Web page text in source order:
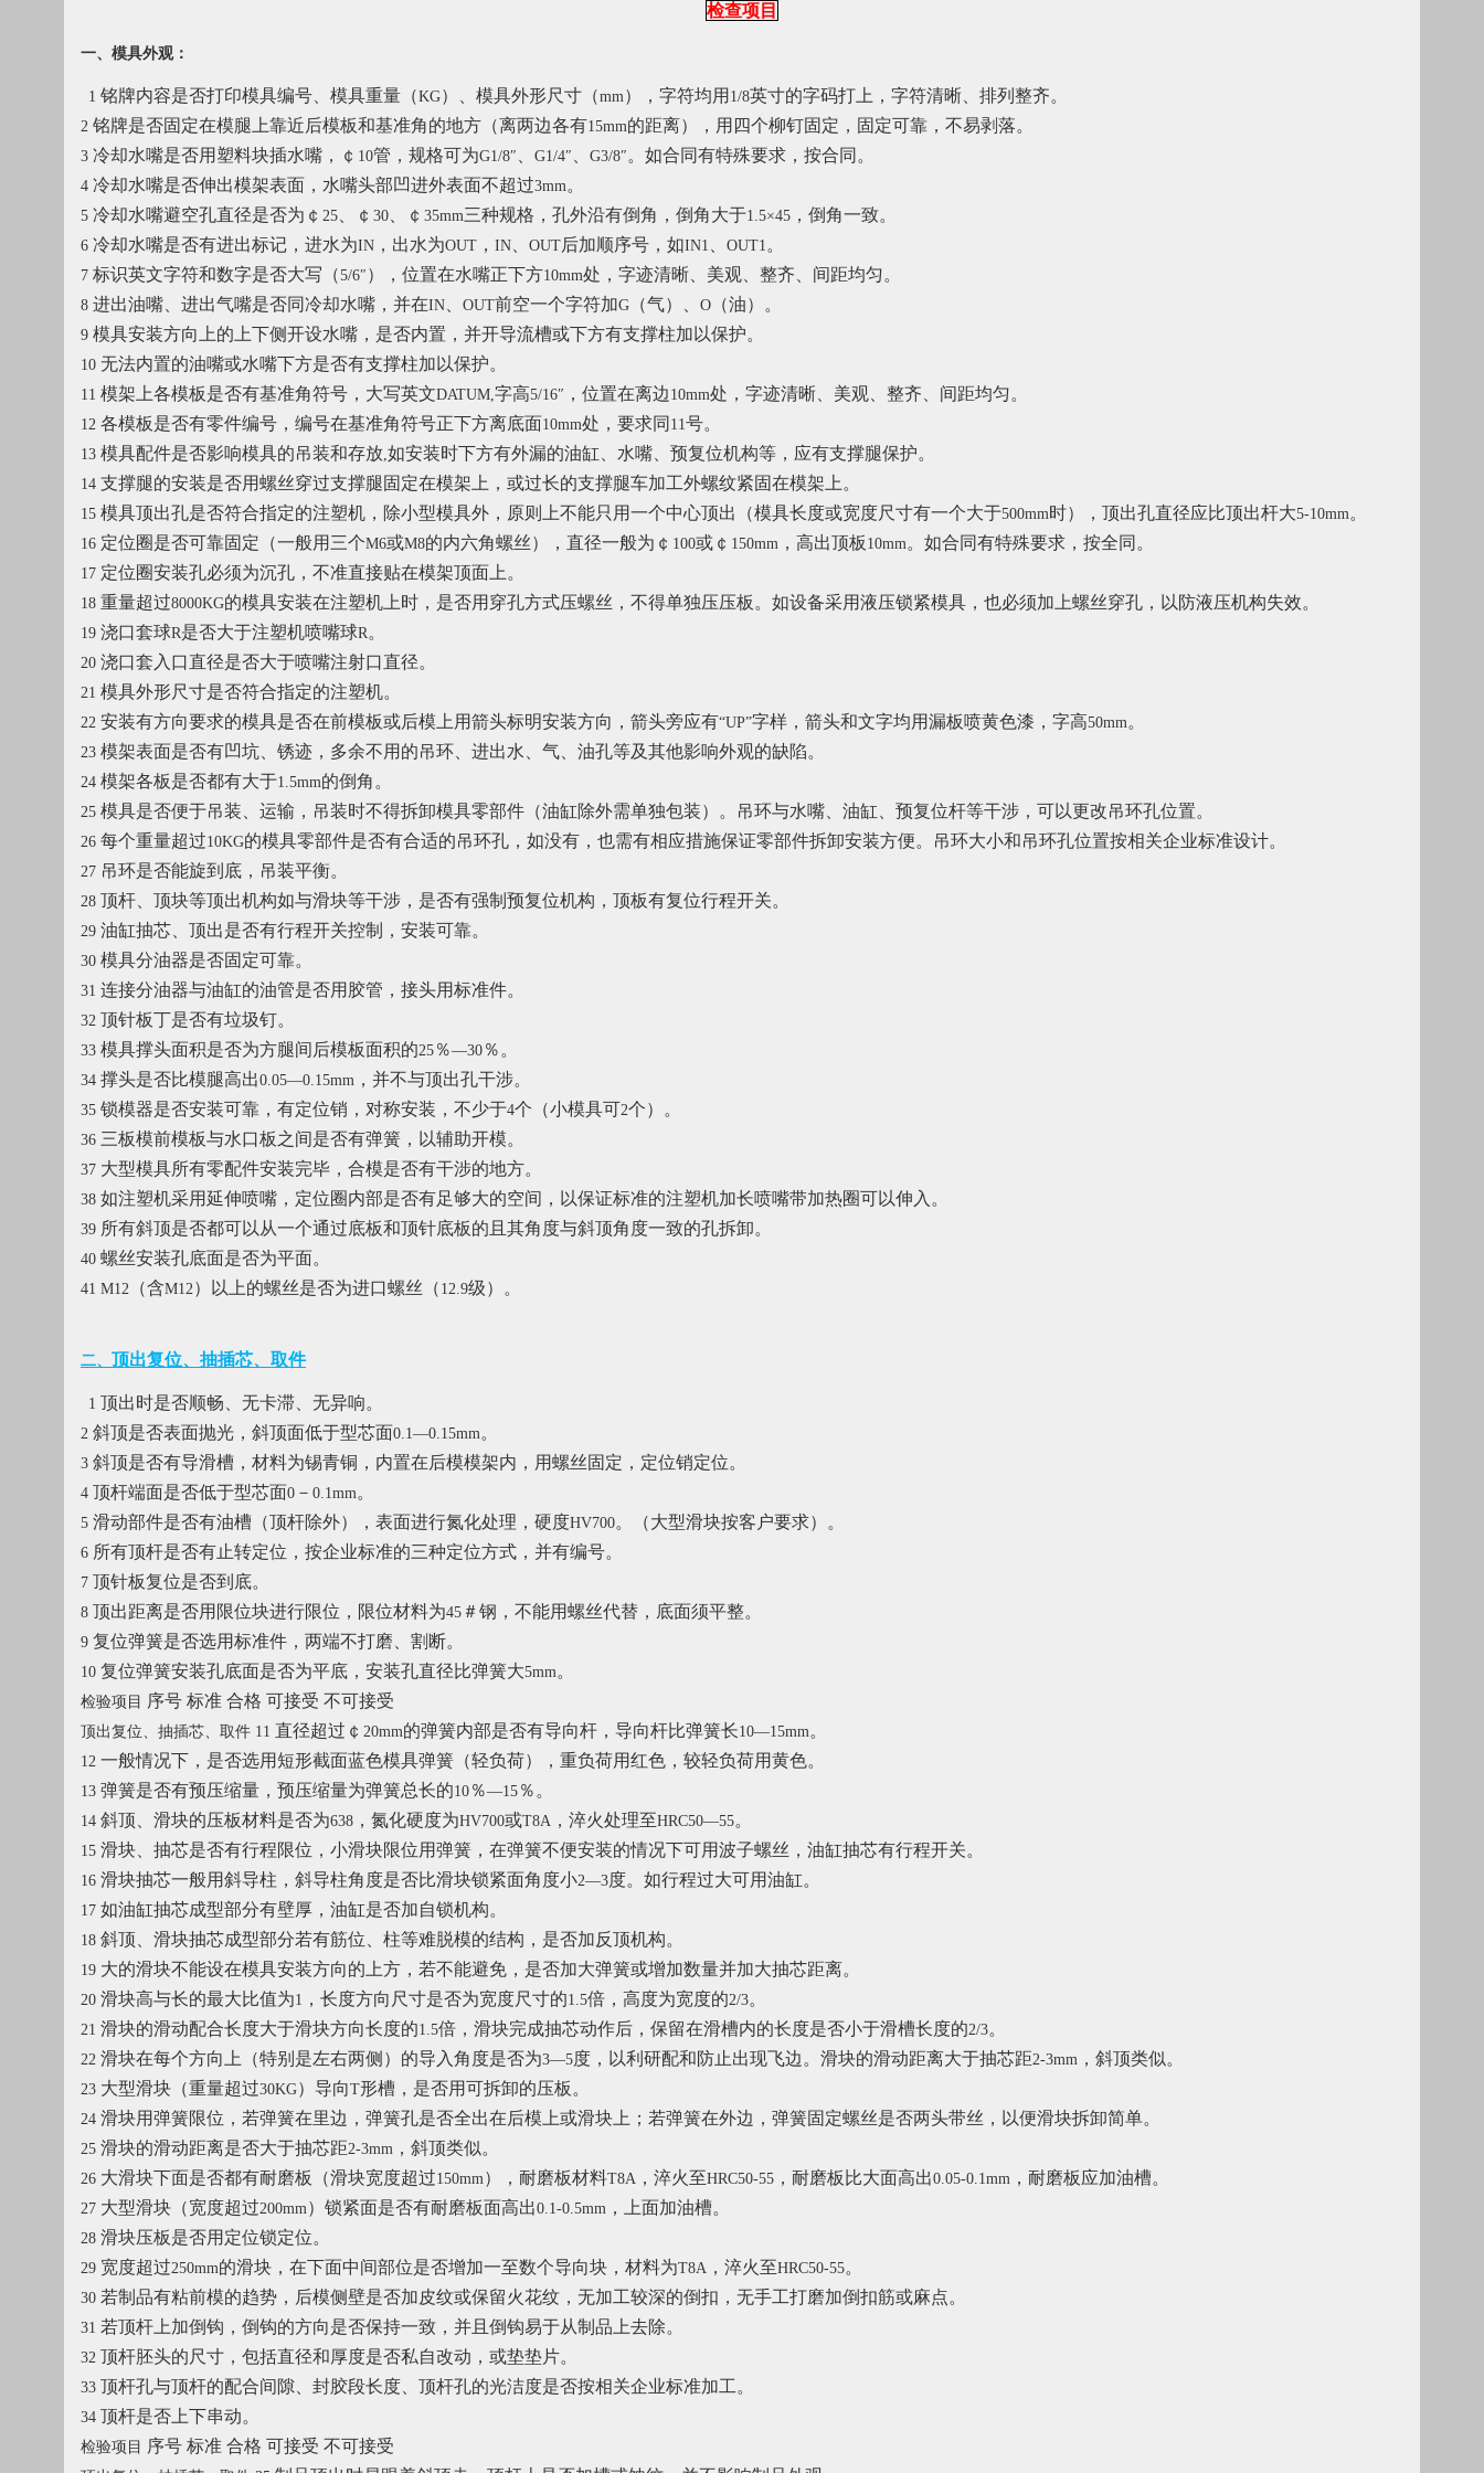
检查项目
一、模具外观：
1 铭牌内容是否打印模具编号、模具重量（KG）、模具外形尺寸（mm），字符均用 1/8英寸的字码打上，字符清晰、排列整齐。
2 铭牌是否固定在模腿上靠近后模板和基准角的地方（离两边各有15mm的距离），用四个柳钉固定，固定可靠，不易剥落。
3 冷却水嘴是否用塑料块插水嘴，￠ 10管，规格可为G1/8″ G1/4″ G3/8″ 。如合同有特殊要求，按合同。
4 冷却水嘴是否伸出模架表面，水嘴头部凹进外表面不超过3mm。
5 冷却水嘴避空孔直径是否为￠ 25 、￠ 30 、￠ 35mm三种规格，孔外沿有倒角，倒角大于1.5×45 ，倒角一致。
6 冷却水嘴是否有进出标记，进水为IN ，出水为OUT ， IN OUT后加顺序号，如IN1 OUT1 。
7 标识英文字符和数字是否大写（5/6″ ），位置在水嘴正下方10mm处，字迹清晰、美观、整齐、间距均匀。
8 进出油嘴、进出气嘴是否同冷却水嘴，并在IN OUT前空一个字符加G （气）、 O （油）。
9 模具安装方向上的上下侧开设水嘴，是否内置，并开导流槽或下方有支撑柱加以保护。
10 无法内置的油嘴或水嘴下方是否有支撑柱加以保护。
11 模架上各模板是否有基准角符号，大写英文DATUM,字高5/16″ ，位置在离边 10mm处，字迹清晰、美观、整齐、间距均匀。
12 各模板是否有零件编号，编号在基准角符号正下方离底面10mm处，要求同 11号。
13 模具配件是否影响模具的吊装和存放,如安装时下方有外漏的油缸、水嘴、预复位机构等，应有支撑腿保护。
14 支撑腿的安装是否用螺丝穿过支撑腿固定在模架上，或过长的支撑腿车加工外螺纹紧固在模架上。
15 模具顶出孔是否符合指定的注塑机，除小型模具外，原则上不能只用一个中心顶出（模具长度或宽度尺寸有一个大于500mm时），顶出孔直径应比顶出杆大5-10mm。
16 定位圈是否可靠固定（一般用三个M6或M8的内六角螺丝），直径一般为￠ 100或￠ 150mm ，高出顶板 10mm。如合同有特殊要求，按全同。
17 定位圈安装孔必须为沉孔，不准直接贴在模架顶面上。
18 重量超过8000KG的模具安装在注塑机上时，是否用穿孔方式压螺丝，不得单独压压板。如设备采用液压锁紧模具，也必须加上螺丝穿孔，以防液压机构失效。
19 浇口套球R是否大于注塑机喷嘴球R。
20 浇口套入口直径是否大于喷嘴注射口直径。
21 模具外形尺寸是否符合指定的注塑机。
22 安装有方向要求的模具是否在前模板或后模上用箭头标明安装方向，箭头旁应有“UP”字样，箭头和文字均用漏板喷黄色漆，字高50mm。
23 模架表面是否有凹坑、锈迹，多余不用的吊环、进出水、气、油孔等及其他影响外观的缺陷。
24 模架各板是否都有大于1.5mm的倒角。
25 模具是否便于吊装、运输，吊装时不得拆卸模具零部件（油缸除外需单独包装）。吊环与水嘴、油缸、预复位杆等干涉，可以更改吊环孔位置。
26 每个重量超过10KG的模具零部件是否有合适的吊环孔，如没有，也需有相应措施保证零部件拆卸安装方便。吊环大小和吊环孔位置按相关企业标准设计。
27 吊环是否能旋到底，吊装平衡。
28 顶杆、顶块等顶出机构如与滑块等干涉，是否有强制预复位机构，顶板有复位行程开关。
29 油缸抽芯、顶出是否有行程开关控制，安装可靠。
30 模具分油器是否固定可靠。
31 连接分油器与油缸的油管是否用胶管，接头用标准件。
32 顶针板丁是否有垃圾钉。
33 模具撑头面积是否为方腿间后模板面积的25 ％—30 ％。
34 撑头是否比模腿高出0.05—0.15mm ，并不与顶出孔干涉。
35 锁模器是否安装可靠，有定位销，对称安装，不少于4个（小模具可2个）。
36 三板模前模板与水口板之间是否有弹簧，以辅助开模。
37 大型模具所有零配件安装完毕，合模是否有干涉的地方。
38 如注塑机采用延伸喷嘴，定位圈内部是否有足够大的空间，以保证标准的注塑机加长喷嘴带加热圈可以伸入。
39 所有斜顶是否都可以从一个通过底板和顶针底板的且其角度与斜顶角度一致的孔拆卸。
40 螺丝安装孔底面是否为平面。
41 M12 （含M12）以上的螺丝是否为进口螺丝（ 12.9级）。
二、 顶出复位、抽插芯、取件
1 顶出时是否顺畅、无卡滞、无异响。
2 斜顶是否表面抛光，斜顶面低于型芯面0.1—0.15mm。
3 斜顶是否有导滑槽，材料为锡青铜，内置在后模模架内，用螺丝固定，定位销定位。
4 顶杆端面是否低于型芯面0 － 0.1mm。
5 滑动部件是否有油槽（顶杆除外），表面进行氮化处理，硬度HV700。（大型滑块按客户要求）。
6 所有顶杆是否有止转定位，按企业标准的三种定位方式，并有编号。
7 顶针板复位是否到底。
8 顶出距离是否用限位块进行限位，限位材料为45 ＃钢，不能用螺丝代替，底面须平整。
9 复位弹簧是否选用标准件，两端不打磨、割断。
10 复位弹簧安装孔底面是否为平底，安装孔直径比弹簧大5mm。
检验项目 序号 标准 合格 可接受 不可接受
顶出复位、抽插芯、取件 11 直径超过￠ 20mm的弹簧内部是否有导向杆，导向杆比弹簧长10—15mm。
12 一般情况下，是否选用短形截面蓝色模具弹簧（轻负荷），重负荷用红色，较轻负荷用黄色。
13 弹簧是否有预压缩量，预压缩量为弹簧总长的10 ％—15 ％。
14 斜顶、滑块的压板材料是否为638 ，氮化硬度为HV700或T8A ，淬火处理至HRC50—55。
15 滑块、抽芯是否有行程限位，小滑块限位用弹簧，在弹簧不便安装的情况下可用波子螺丝，油缸抽芯有行程开关。
16 滑块抽芯一般用斜导柱，斜导柱角度是否比滑块锁紧面角度小2—3度。如行程过大可用油缸。
17 如油缸抽芯成型部分有壁厚，油缸是否加自锁机构。
18 斜顶、滑块抽芯成型部分若有筋位、柱等难脱模的结构，是否加反顶机构。
19 大的滑块不能设在模具安装方向的上方，若不能避免，是否加大弹簧或增加数量并加大抽芯距离。
20 滑块高与长的最大比值为1 ，长度方向尺寸是否为宽度尺寸的1.5倍，高度为宽度的2/3。
21 滑块的滑动配合长度大于滑块方向长度的1.5倍，滑块完成抽芯动作后，保留在滑槽内的长度是否小于滑槽长度的2/3。
22 滑块在每个方向上（特别是左右两侧）的导入角度是否为3—5度，以利研配和防止出现飞边。滑块的滑动距离大于抽芯距2-3mm ，斜顶类似。
23 大型滑块（重量超过30KG）导向T形槽，是否用可拆卸的压板。
24 滑块用弹簧限位，若弹簧在里边，弹簧孔是否全出在后模上或滑块上；若弹簧在外边，弹簧固定螺丝是否两头带丝，以便滑块拆卸简单。
25 滑块的滑动距离是否大于抽芯距2-3mm ，斜顶类似。
26 大滑块下面是否都有耐磨板（滑块宽度超过150mm），耐磨板材料T8A ，淬火至HRC50-55 ，耐磨板比大面高出0.05-0.1mm ，耐磨板应加油槽。
27 大型滑块（宽度超过200mm）锁紧面是否有耐磨板面高出0.1-0.5mm ，上面加油槽。
28 滑块压板是否用定位锁定位。
29 宽度超过250mm的滑块，在下面中间部位是否增加一至数个导向块，材料为T8A ，淬火至HRC50-55。
30 若制品有粘前模的趋势，后模侧壁是否加皮纹或保留火花纹，无加工较深的倒扣，无手工打磨加倒扣筋或麻点。
31 若顶杆上加倒钩，倒钩的方向是否保持一致，并且倒钩易于从制品上去除。
32 顶杆胚头的尺寸，包括直径和厚度是否私自改动，或垫垫片。
33 顶杆孔与顶杆的配合间隙、封胶段长度、顶杆孔的光洁度是否按相关企业标准加工。
34 顶杆是否上下串动。
检验项目 序号 标准 合格 可接受 不可接受